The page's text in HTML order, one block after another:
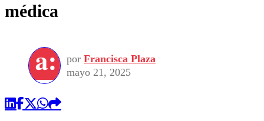
médica
por Francisca Plaza
mayo 21, 2025